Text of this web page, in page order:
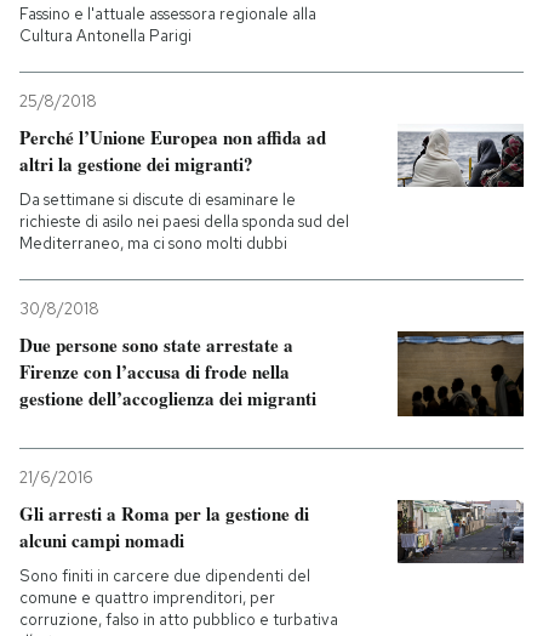
Fassino e l'attuale assessora regionale alla
Cultura Antonella Parigi
25/8/2018
Perché l’Unione Europea non affida ad
altri la gestione dei migranti?
Da settimane si discute di esaminare le
richieste di asilo nei paesi della sponda sud del
Mediterraneo, ma ci sono molti dubbi
30/8/2018
Due persone sono state arrestate a
Firenze con l’accusa di frode nella
gestione dell’accoglienza dei migranti
21/6/2016
Gli arresti a Roma per la gestione di
alcuni campi nomadi
Sono finiti in carcere due dipendenti del
comune e quattro imprenditori, per
corruzione, falso in atto pubblico e turbativa